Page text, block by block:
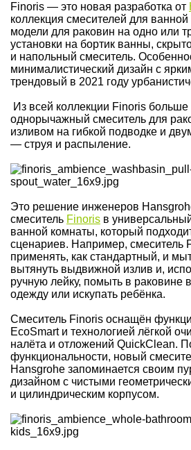
Finoris — это новая разработка от
коллекция смесителей для
модели для раковин на одно или
установки на бортик ванны,
и напольный смеситель.
минималистический дизайн с
трендовый в 2021 году
Из всей коллекции Finoris больше
однорычажный смеситель для
изливом на гибкой подводке и
— струя и распыление.
Это решение инженеров
смеситель Finoris в
ванной комнаты, который
сценариев. Например, смеситель
применять, как стандартный, и
вытянуть выдвижной излив и,
ручную лейку, помыть в раковине
одежду или искупать ребёнка.
Смеситель Finoris оснащён
EcoSmart и технологией лёгкой
налёта и отложений QuickClean.
функциональности, новый
Hansgrohe запоминается своим
дизайном с чистыми
и цилиндрическим корпусом.